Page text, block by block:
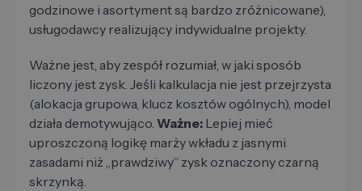
godzinowe i asortyment są bardzo zróżnicowane),
usługodawcy realizujący indywidualne projekty.
Ważne jest, aby zespół rozumiał, w jaki sposób
liczony jest zysk. Jeśli kalkulacja nie jest przejrzysta
(alokacja grupowa, klucz kosztów ogólnych), model
działa demotywująco. Ważne: Lepiej mieć
uproszczoną logikę marży wkładu z jasnymi
zasadami niż „prawdziwy” zysk oznaczony czarną
skrzynką.